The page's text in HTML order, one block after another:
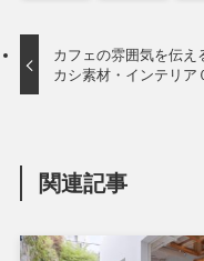
カフェの雰囲気を伝え
カシ素材・インテリア
関連記事